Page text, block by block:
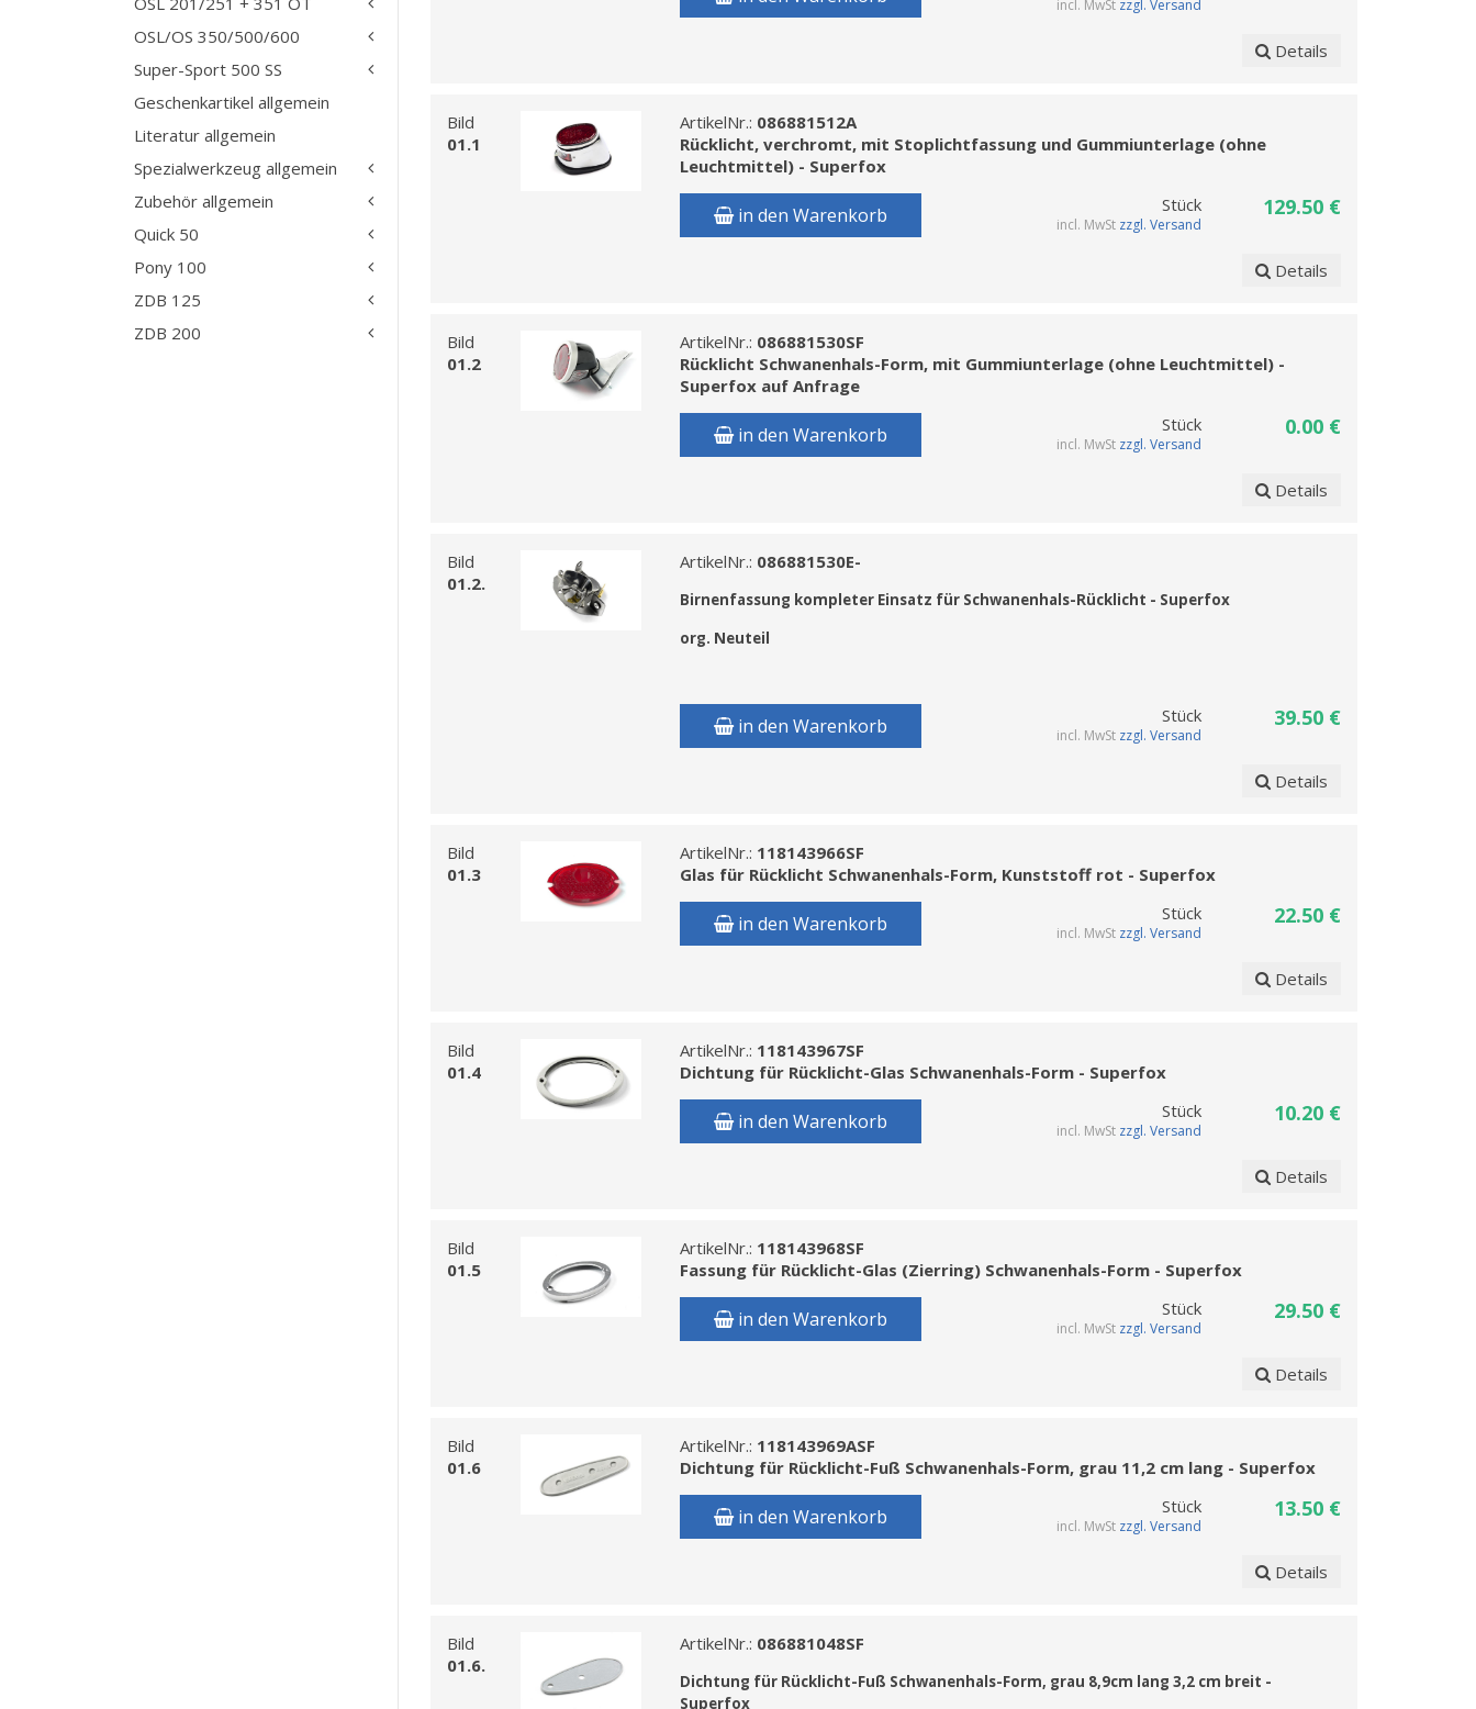
OSL/OS 350/500/600
Super-Sport 500 SS
Geschenkartikel allgemein
Literatur allgemein
Spezialwerkzeug allgemein
Zubehör allgemein
Quick 50
Pony 100
ZDB 125
ZDB 200
incl. MwSt zzgl. Versand
Details
Bild
01.1
ArtikelNr.: 086881512A
Rücklicht, verchromt, mit Stoplichtfassung und Gummiunterlage (ohne
Leuchtmittel) - Superfox
in den Warenkorb Stück
incl. MwSt zzgl. Versand
129.50 €
Details
Bild
01.2
ArtikelNr.: 086881530SF
Rücklicht Schwanenhals-Form, mit Gummiunterlage (ohne Leuchtmittel) -
Superfox auf Anfrage
in den Warenkorb Stück
incl. MwSt zzgl. Versand
0.00 €
Details
Bild
01.2.
ArtikelNr.: 086881530E-
Birnenfassung kompleter Einsatz für Schwanenhals-Rücklicht - Superfox
org. Neuteil
in den Warenkorb Stück
incl. MwSt zzgl. Versand
39.50 €
Details
Bild
01.3
ArtikelNr.: 118143966SF
Glas für Rücklicht Schwanenhals-Form, Kunststoff rot - Superfox
in den Warenkorb Stück
incl. MwSt zzgl. Versand
22.50 €
Details
Bild
01.4
ArtikelNr.: 118143967SF
Dichtung für Rücklicht-Glas Schwanenhals-Form - Superfox
in den Warenkorb Stück
incl. MwSt zzgl. Versand
10.20 €
Details
Bild
01.5
ArtikelNr.: 118143968SF
Fassung für Rücklicht-Glas (Zierring) Schwanenhals-Form - Superfox
in den Warenkorb Stück
incl. MwSt zzgl. Versand
29.50 €
Details
Bild
01.6
ArtikelNr.: 118143969ASF
Dichtung für Rücklicht-Fuß Schwanenhals-Form, grau 11,2 cm lang - Superfox
in den Warenkorb Stück
incl. MwSt zzgl. Versand
13.50 €
Details
Bild
01.6.
ArtikelNr.: 086881048SF
Dichtung für Rücklicht-Fuß Schwanenhals-Form, grau 8,9cm lang 3,2 cm breit -
Superfox